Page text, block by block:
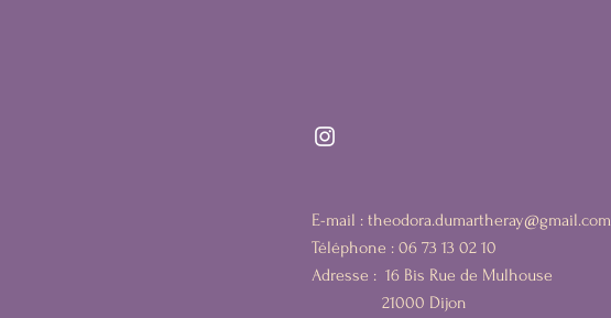
E-mail : theodora.dumartheray@gmail.com
Téléphone : 06 73 13 02 10
Adresse : 16 Bis Rue de Mulhouse
21000 Dijon